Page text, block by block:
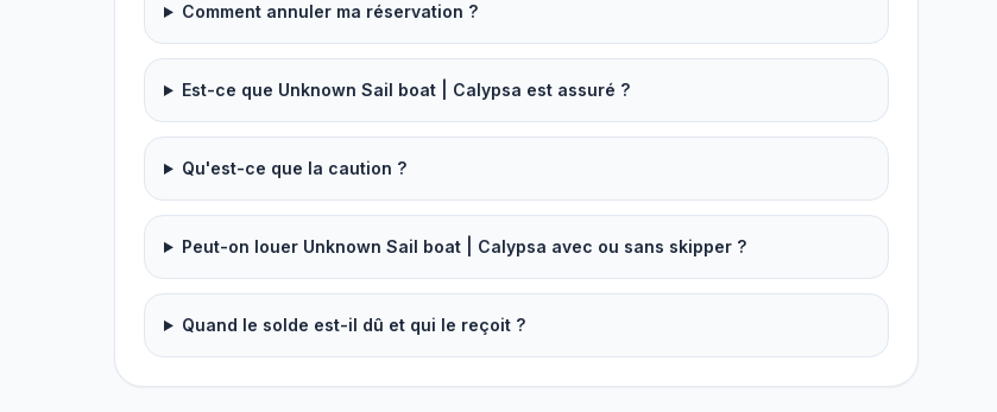
Comment annuler ma réservation ?
Est-ce que Unknown Sail boat | Calypsa est assuré ?
Qu'est-ce que la caution ?
Peut-on louer Unknown Sail boat | Calypsa avec ou sans skipper ?
Quand le solde est-il dû et qui le reçoit ?